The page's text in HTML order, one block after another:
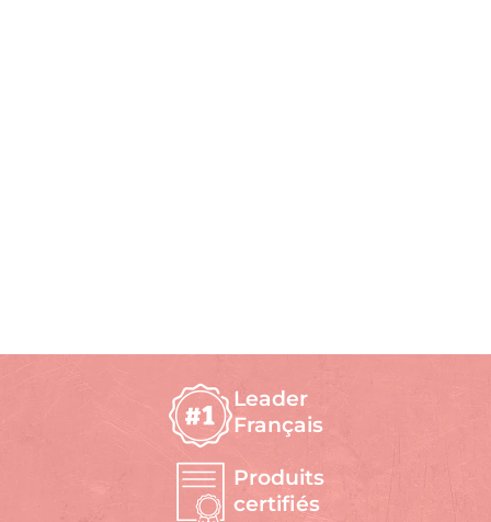
Leader
Français
Produits
certifiés